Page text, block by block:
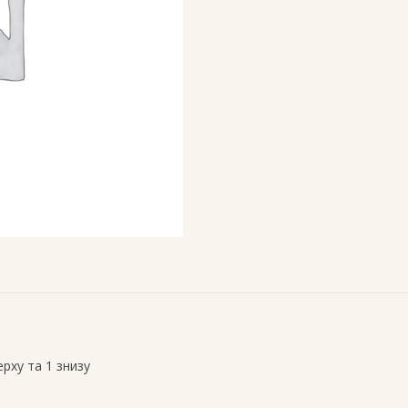
та 1 знизу